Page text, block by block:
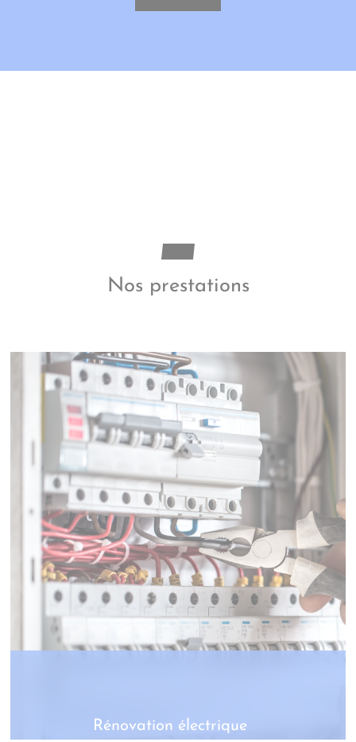
Nos prestations
Rénovation électrique